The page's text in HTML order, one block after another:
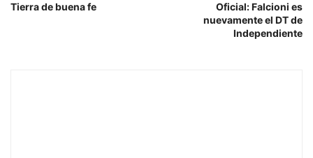
Tierra de buena fe
Oficial: Falcioni es
nuevamente el DT de
Independiente